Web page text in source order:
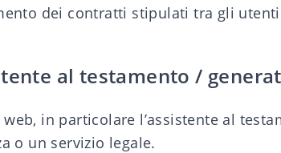
dei contratti stipulati tra gli
al testamento /
in particolare l’assistente al
o un servizio legale.